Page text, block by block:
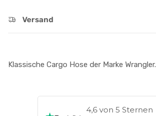
Versand
Klassische Cargo Hose der Marke Wrangler.
4,6 von 5 Sternen